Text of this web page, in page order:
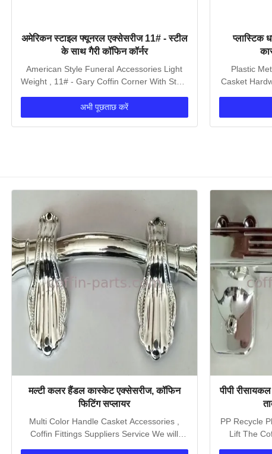
अमेरिकन स्टाइल फ्यूनरल एक्सेसरीज 11# - स्टील
के साथ गैरी कॉफिन कॉर्नर
American Style Funeral Accessories Light
Weight , 11# - Gary Coffin Corner With Steel
अभी पूछताछ करें
प्लास्टिक
Plastic
Casket
मल्टी कलर हैंडल कास्केट एक्सेसरीज, कॉफिन
फिटिंग सप्लायर
Multi Color Handle Casket Accessories ,
Coffin Fittings Suppliers Service We will
पीपी
PP Recycle
Lift The